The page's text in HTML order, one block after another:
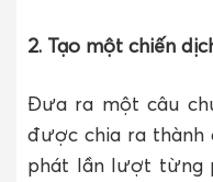
2. Tạo một chiến
Đưa ra một câu
được chia ra thành
phát lần lượt từng